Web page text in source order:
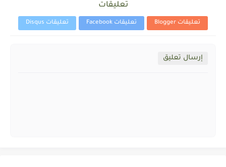
تعليقات
تعليقات Blogger تعليقات Facebook تعليقات Disqus
إرسال تعليق